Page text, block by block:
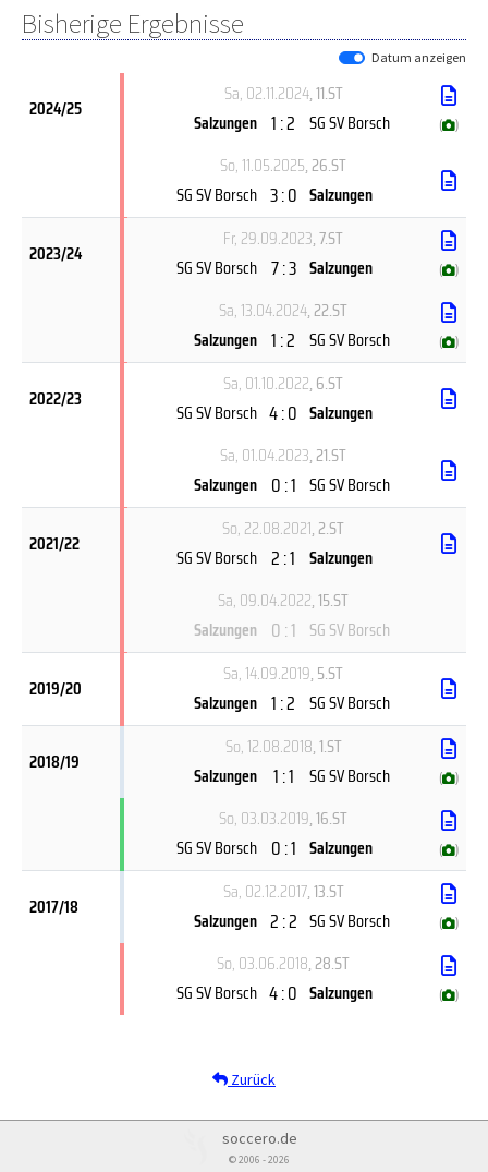
Bisherige Ergebnisse
Datum anzeigen
2024/25
Sa, 02.11.2024, 11.ST
Salzungen 1 : 2 SG SV Borsch ( )
So, 11.05.2025, 26.ST
SG SV Borsch 3 : 0 Salzungen
2023/24
Fr, 29.09.2023, 7.ST
SG SV Borsch 7 : 3 Salzungen ( )
Sa, 13.04.2024, 22.ST
Salzungen 1 : 2 SG SV Borsch ( )
2022/23
Sa, 01.10.2022, 6.ST
SG SV Borsch 4 : 0 Salzungen
Sa, 01.04.2023, 21.ST
Salzungen 0 : 1 SG SV Borsch
2021/22
So, 22.08.2021, 2.ST
SG SV Borsch 2 : 1 Salzungen
Sa, 09.04.2022, 15.ST
Salzungen 0 : 1 SG SV Borsch
2019/20
Sa, 14.09.2019, 5.ST
Salzungen 1 : 2 SG SV Borsch
2018/19
So, 12.08.2018, 1.ST
Salzungen
1 : 1 SG SV Borsch ( )
So, 03.03.2019, 16.ST
SG SV Borsch 0 : 1 Salzungen ( )
2017/18
Sa, 02.12.2017, 13.ST
Salzungen 2 : 2 SG SV Borsch ( )
So, 03.06.2018, 28.ST
SG SV Borsch 4 : 0 Salzungen ( )
Zurück
soccero.de
© 2006 - 2026